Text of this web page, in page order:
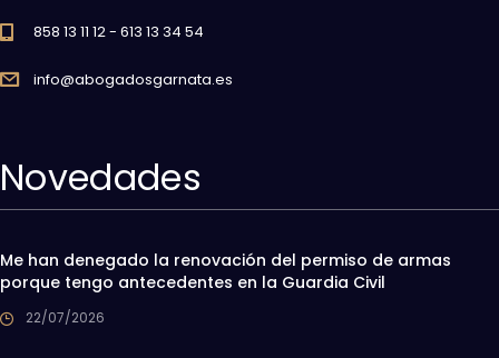
858 13 11 12 - 613 13 34 54
info@abogadosgarnata.es
Novedades
Me han denegado la renovación del permiso de armas
porque tengo antecedentes en la Guardia Civil
22/07/2026